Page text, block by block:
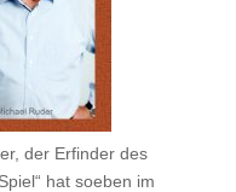
der Erfinder des
hat soeben im